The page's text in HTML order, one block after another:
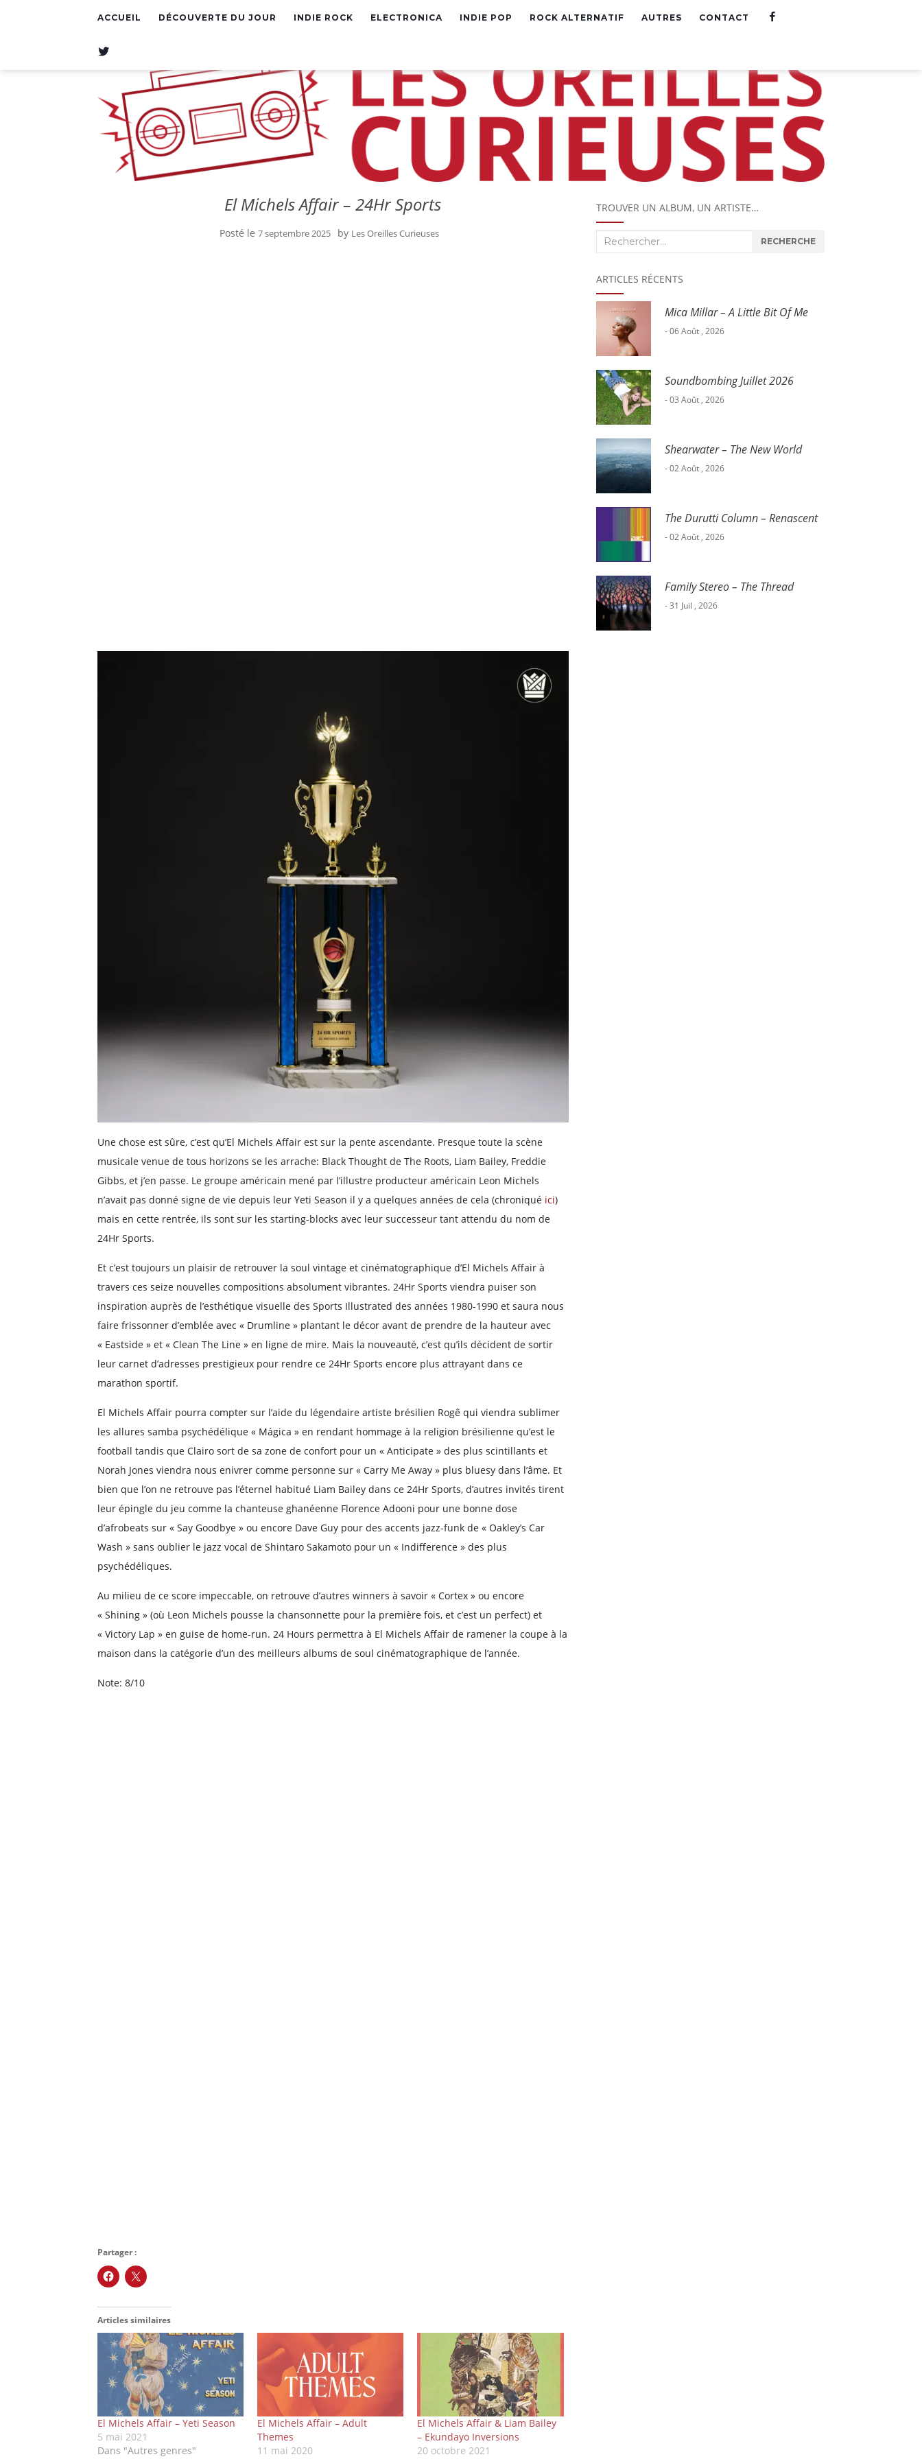
ACCUEIL DÉCOUVERTE DU JOUR INDIE ROCK ELECTRONICA INDIE POP ROCK ALTERNATIF AUTRES CONTACT
B
O
O
K
W
T
T
El Michels Affair – 24Hr Sports
Posté le7 septembre 2025 by Les Oreilles Curieuses
Une chose est sûre, c’est qu’El Michels Affair est sur la pente ascendante. Presque toute la scène
musicale venue de tous horizons se les arrache: Black Thought de The Roots, Liam Bailey, Freddie
Gibbs, et j’en passe. Le groupe américain mené par l’illustre producteur américain Leon Michels
n’avait pas donné signe de vie depuis leur Yeti Season il y a quelques années de cela (chroniqué ici)
mais en cette rentrée, ils sont sur les starting-blocks avec leur successeur tant attendu du nom de
24Hr Sports.
Et c’est toujours un plaisir de retrouver la soul vintage et cinématographique d’El Michels Affair à
travers ces seize nouvelles compositions absolument vibrantes. 24Hr Sports viendra puiser son
inspiration auprès de l’esthétique visuelle des Sports Illustrated des années 1980-1990 et saura nous
faire frissonner d’emblée avec « Drumline » plantant le décor avant de prendre de la hauteur avec
« Eastside » et « Clean The Line » en ligne de mire. Mais la nouveauté, c’est qu’ils décident de sortir
leur carnet d’adresses prestigieux pour rendre ce 24Hr Sports encore plus attrayant dans ce
marathon sportif.
El Michels Affair pourra compter sur l’aide du légendaire artiste brésilien Rogê qui viendra sublimer
les allures samba psychédélique « Mágica » en rendant hommage à la religion brésilienne qu’est le
football tandis que Clairo sort de sa zone de confort pour un « Anticipate » des plus scintillants et
Norah Jones viendra nous enivrer comme personne sur « Carry Me Away » plus bluesy dans l’âme. Et
bien que l’on ne retrouve pas l’éternel habitué Liam Bailey dans ce 24Hr Sports, d’autres invités tirent
leur épingle du jeu comme la chanteuse ghanéenne Florence Adooni pour une bonne dose
d’afrobeats sur « Say Goodbye » ou encore Dave Guy pour des accents jazz-funk de « Oakley’s Car
Wash » sans oublier le jazz vocal de Shintaro Sakamoto pour un « Indifference » des plus
psychédéliques.
Au milieu de ce score impeccable, on retrouve d’autres winners à savoir « Cortex » ou encore
« Shining » (où Leon Michels pousse la chansonnette pour la première fois, et c’est un perfect) et
« Victory Lap » en guise de home-run. 24 Hours permettra à El Michels Affair de ramener la coupe à la
maison dans la catégorie d’un des meilleurs albums de soul cinématographique de l’année.
Note: 8/10
Partager :
Articles similaires
El Michels Affair – Yeti Season
5 mai 2021
Dans "Autres genres"
El Michels Affair – Adult
Themes
11 mai 2020
El Michels Affair & Liam Bailey
– Ekundayo Inversions
20 octobre 2021
TROUVER UN ALBUM, UN ARTISTE…
Recherche
RECHERCHE
ARTICLES RÉCENTS
Mica Millar – A Little Bit Of Me
- 06 Août , 2026
Soundbombing Juillet 2026
- 03 Août , 2026
Shearwater – The New World
- 02 Août , 2026
The Durutti Column – Renascent
- 02 Août , 2026
Family Stereo – The Thread
- 31 Juil , 2026